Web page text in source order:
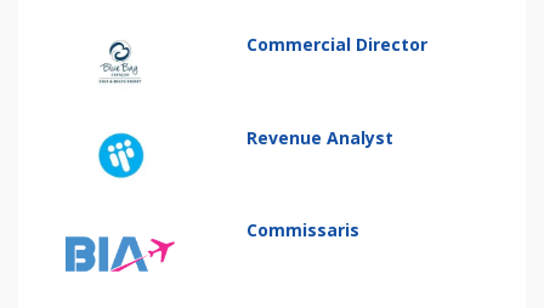
Commercial Director
Revenue Analyst
Commissaris